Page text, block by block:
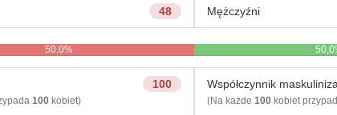
48 Mężczyźni
50,0%
100
100kobiet)
Współczynnik
(Na każde 100kobiet